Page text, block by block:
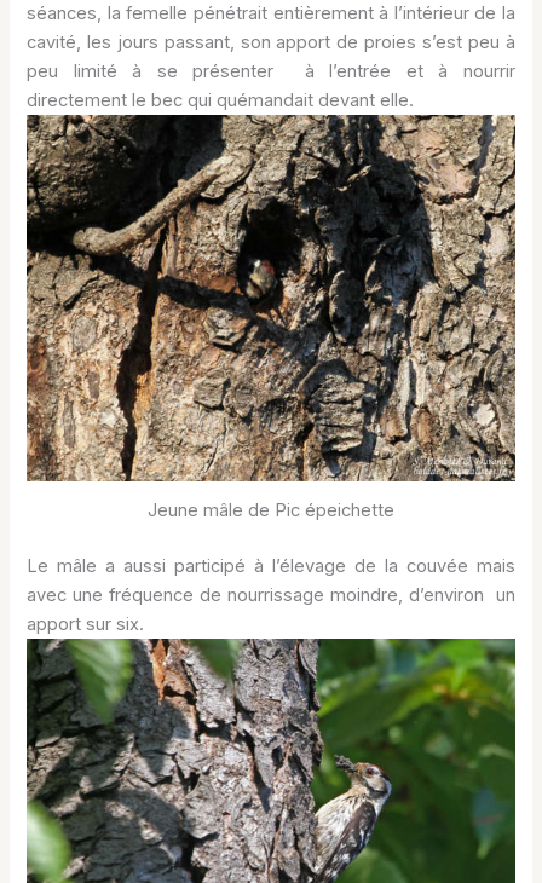
séances, la femelle pénétrait entièrement à l’intérieur de la
cavité, les jours passant, son apport de proies s’est peu à
peu limité à se présenter à l’entrée et à nourrir
directement le bec qui quémandait devant elle.
Jeune mâle de Pic épeichette
Le mâle a aussi participé à l’élevage de la couvée mais
avec une fréquence de nourrissage moindre, d’environ un
apport sur six.